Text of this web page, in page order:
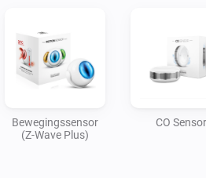
Bewegingssensor
(Z-Wave Plus)
CO Sensor